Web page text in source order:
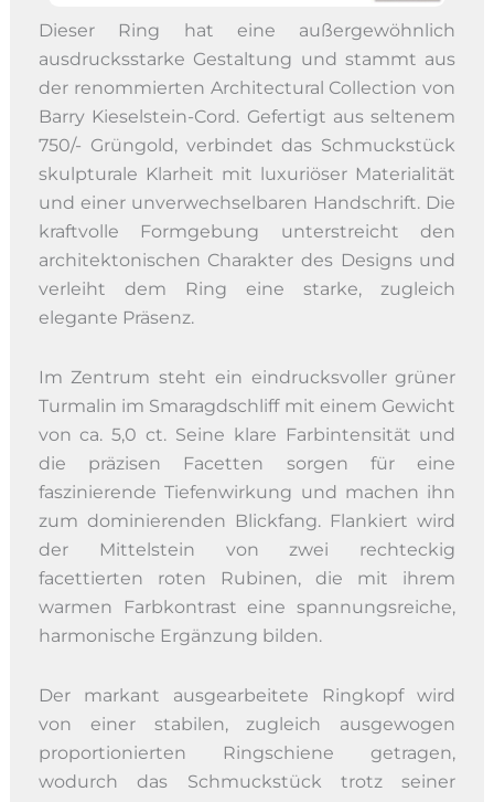
Dieser Ring hat eine außergewöhnlich
ausdrucksstarke Gestaltung und stammt aus
der renommierten Architectural Collection von
Barry Kieselstein-Cord. Gefertigt aus seltenem
750/- Grüngold, verbindet das Schmuckstück
skulpturale Klarheit mit luxuriöser Materialität
und einer unverwechselbaren Handschrift. Die
kraftvolle Formgebung unterstreicht den
architektonischen Charakter des Designs und
verleiht dem Ring eine starke, zugleich
elegante Präsenz.
Im Zentrum steht ein eindrucksvoller grüner
Turmalin im Smaragdschliff mit einem Gewicht
von ca. 5,0 ct. Seine klare Farbintensität und
die präzisen Facetten sorgen für eine
faszinierende Tiefenwirkung und machen ihn
zum dominierenden Blickfang. Flankiert wird
der Mittelstein von zwei rechteckig
facettierten roten Rubinen, die mit ihrem
warmen Farbkontrast eine spannungsreiche,
harmonische Ergänzung bilden.
Der markant ausgearbeitete Ringkopf wird
von einer stabilen, zugleich ausgewogen
proportionierten Ringschiene getragen,
wodurch das Schmuckstück trotz seiner